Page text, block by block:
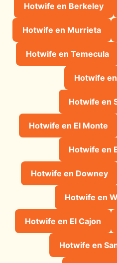
Hotwife en Berkeley
Hotwife en Murrieta
Hotwife en Temecula
Hotwife
Hotwife en
Hotwife en El Monte
Hotwife en
Hotwife en Downey
Hotwife en
Hotwife en El Cajon
Hotwife en